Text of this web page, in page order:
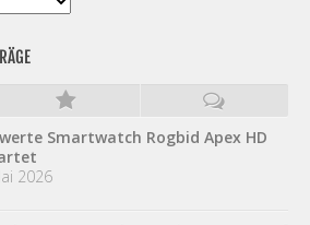
Smartwatch Rogbid Apex HD
2026